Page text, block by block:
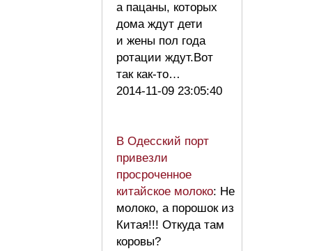
а пацаны, которых
дома ждут дети
и жены пол года
ротации ждут.Вот
так как-то…
2014-11-09 23:05:40
В Одесский порт
привезли
просроченное
китайское молоко: Не
молоко, а порошок из
Китая!!! Откуда там
коровы?